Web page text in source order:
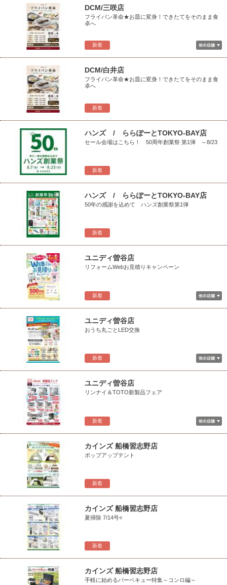
新着
DCM/三咲店
フライパン革命★お皿に変身！できたてをそのまま食
卓へ
新着
DCM/白井店
フライパン革命★お皿に変身！できたてをそのまま食
卓へ
新着
ハンズ / ららぽーとTOKYO-BAY店
セール会場はこちら！ 50周年創業祭 第1弾 ～8/23
新着
ハンズ / ららぽーとTOKYO-BAY店
50年の感謝を込めて ハンズ創業祭第1弾
新着
ユニディ曽谷店
リフォームWebお見積りキャンペーン
新着
ユニディ曽谷店
おうち丸ごとLED交換
新着
ユニディ曽谷店
リンナイ＆TOTO新製品フェア
新着
カインズ 船橋習志野店
ポップアップテント
新着
カインズ 船橋習志野店
夏掃除 7/14号○
カインズ 船橋習志野店
手軽に始めるバーベキュー特集～コンロ編～